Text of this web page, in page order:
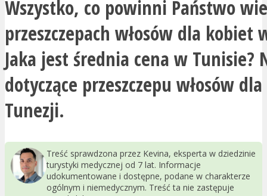
Wszystko, co powinni Państwo
przeszczepach włosów dla kobiet
Jaka jest średnia cena w Tunisie?
dotyczące przeszczepu włosów
Tunezji.
Treść sprawdzona przez Kevina, eksperta w dziedzinie
turystyki medycznej od 7 lat. Informacje
udokumentowane i dostępne, podane w charakterze
ogólnym i niemedycznym. Treść ta nie zastępuje